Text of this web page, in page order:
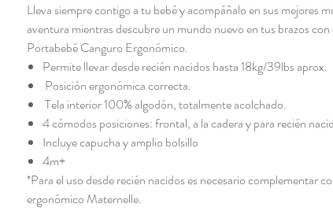
Lleva siempre contigo a tu bebé y acompáñalo en sus mejores
aventura mientras descubre un mundo nuevo en tus brazos
Portabebé Canguro Ergonómico.
Permite llevar desde recién nacidos hasta 18kg/39lbs aprox.
Posición ergonómica correcta.
Tela interior 100% algodón, totalmente acolchado.
4 cómodos posiciones: frontal, a la cadera y para recién
Incluye capucha y amplio bolsillo
4m+
*Para el uso desde recién nacidos es necesario complementar
ergonómico Maternelle.